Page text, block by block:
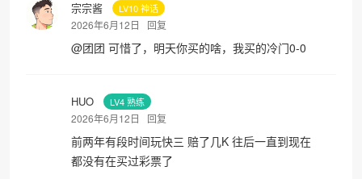
宗宗酱 LV10 神话
2026年6月12日 回复
@团团 可惜了，明天你买的啥，我买的冷门0-0
HUO LV4 熟练
2026年6月12日 回复
前两年有段时间玩快三 赔了几K 往后一直到现在
都没有在买过彩票了